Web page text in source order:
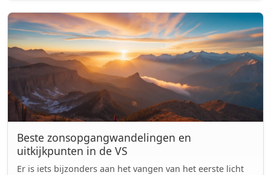
Beste zonsopgangwandelingen en
uitkijkpunten in de VS
Er is iets bijzonders aan het vangen van het eerste licht